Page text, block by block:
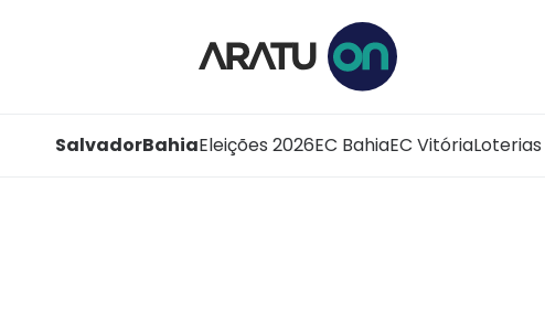
SalvadorBahiaEleições 2026EC BahiaEC VitóriaLoterias